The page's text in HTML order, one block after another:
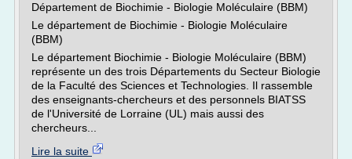
Département de Biochimie - Biologie Moléculaire (BBM)
Le département de Biochimie - Biologie Moléculaire
(BBM)
Le département Biochimie - Biologie Moléculaire (BBM)
représente un des trois Départements du Secteur Biologie
de la Faculté des Sciences et Technologies. Il rassemble
des enseignants-chercheurs et des personnels BIATSS
de l'Université de Lorraine (UL) mais aussi des
chercheurs...
Lire la suite